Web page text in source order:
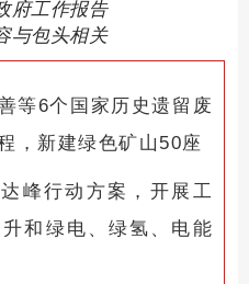
府工作报告
与包头相关
等6个国家历史遗留废
，新建绿色矿山50座
峰行动方案，开展工
和绿电、绿氢、电能